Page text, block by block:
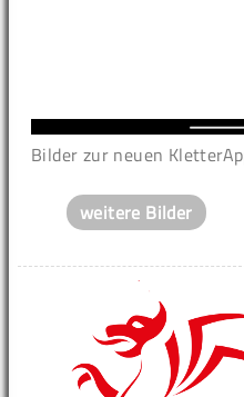
Bilder zur neuen
weitere Bilder